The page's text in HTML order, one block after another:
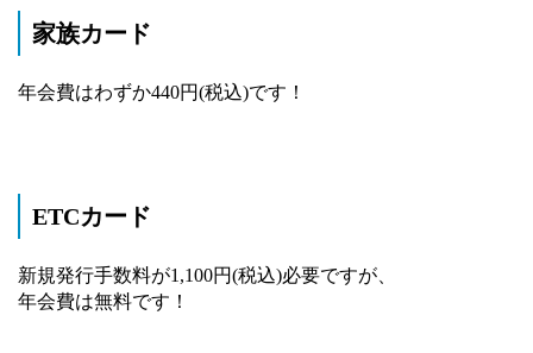
家族カード
年会費はわずか440円(税込)です！
ETCカード
新規発行手数料が1,100円(税込)必要ですが、
年会費は無料です！